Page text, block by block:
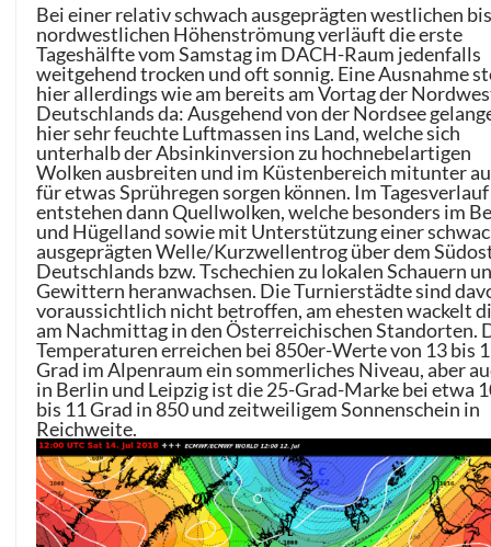
Bei einer relativ schwach ausgeprägten westlichen
nordwestlichen Höhenströmung verläuft die erste
Tageshälfte vom Samstag im DACH-Raum jedenfalls
weitgehend trocken und oft sonnig. Eine Ausnahme
hier allerdings wie am bereits am Vortag der
Deutschlands da: Ausgehend von der Nordsee
hier sehr feuchte Luftmassen ins Land, welche sich
unterhalb der Absinkinversion zu hochnebelartigen
Wolken ausbreiten und im Küstenbereich mitunter
für etwas Sprühregen sorgen können. Im Tagesverlauf
entstehen dann Quellwolken, welche besonders im
und Hügelland sowie mit Unterstützung einer
ausgeprägten Welle/Kurzwellentrog über dem
Deutschlands bzw. Tschechien zu lokalen Schauern
Gewittern heranwachsen. Die Turnierstädte sind
voraussichtlich nicht betroffen, am ehesten wackelt
am Nachmittag in den Österreichischen Standorten.
Temperaturen erreichen bei 850er-Werte von 13 bis
Grad im Alpenraum ein sommerliches Niveau, aber
in Berlin und Leipzig ist die 25-Grad-Marke bei etwa
bis 11 Grad in 850 und zeitweiligem Sonnenschein in
Reichweite.